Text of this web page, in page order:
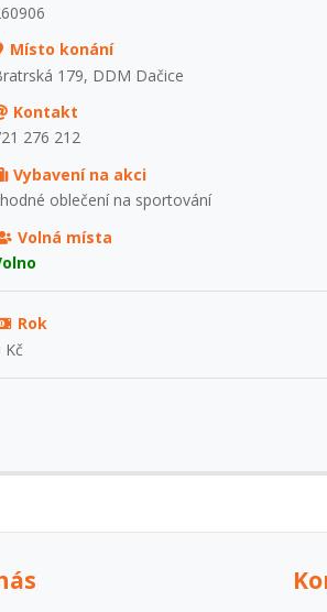
Místo konání
179, DDM Dačice
Kontakt
276 212
Vybavení na akci
oblečení na sportování
Volná místa
Rok
Kč